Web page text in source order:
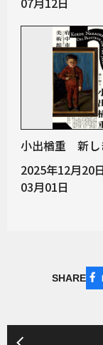
小出楢重 新し
2025年12月20
03月01日
SHARE